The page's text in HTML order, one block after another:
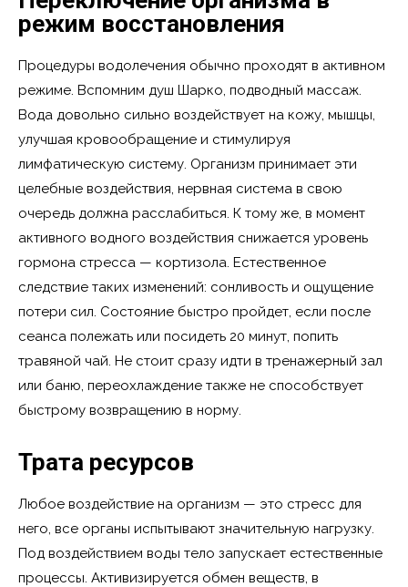
режим восстановления
Процедуры водолечения обычно проходят в активном
режиме. Вспомним душ Шарко, подводный массаж.
Вода довольно сильно воздействует на кожу, мышцы,
улучшая кровообращение и стимулируя
лимфатическую систему. Организм принимает эти
целебные воздействия, нервная система в свою
очередь должна расслабиться. К тому же, в момент
активного водного воздействия снижается уровень
гормона стресса — кортизола. Естественное
следствие таких изменений: сонливость и ощущение
потери сил. Состояние быстро пройдет, если после
сеанса полежать или посидеть 20 минут, попить
травяной чай. Не стоит сразу идти в тренажерный зал
или баню, переохлаждение также не способствует
быстрому возвращению в норму.
Трата ресурсов
Любое воздействие на организм — это стресс для
него, все органы испытывают значительную нагрузку.
Под воздействием воды тело запускает естественные
процессы. Активизируется обмен веществ, в